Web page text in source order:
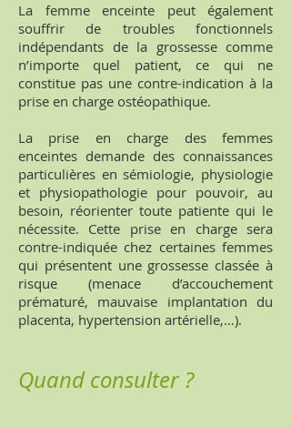
La femme enceinte peut également
souffrir de troubles fonctionnels
indépendants de la grossesse comme
n’importe quel patient, ce qui ne
constitue pas une contre-indication à la
prise en charge ostéopathique.
La prise en charge des femmes
enceintes demande des connaissances
particulières en sémiologie, physiologie
et physiopathologie pour pouvoir, au
besoin, réorienter toute patiente qui le
nécessite. Cette prise en charge sera
contre-indiquée chez certaines femmes
qui présentent une grossesse classée à
risque (menace d’accouchement
prématuré, mauvaise implantation du
placenta, hypertension artérielle,…).
Quand consulter ?